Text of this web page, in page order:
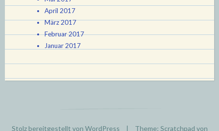
April 2017
März 2017
Februar 2017
Januar 2017
Stolz bereitgestellt von WordPress | Theme: Scratchpad von